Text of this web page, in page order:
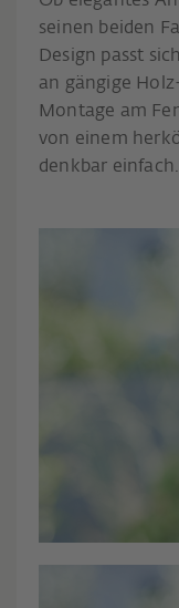
seinen beiden
Design passt
an gängige
Montage am
von einem
denkbar einfach.